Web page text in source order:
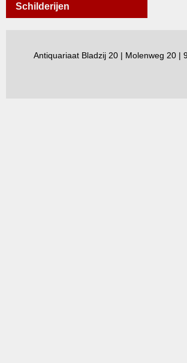
Schilderijen
Antiquariaat Bladzij 20 | Molenweg 20